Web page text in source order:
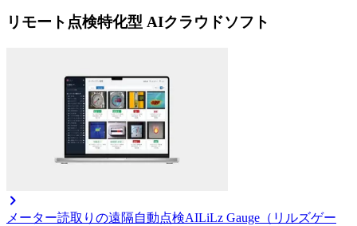
リモート点検特化型 AIクラウドソフト
メーター読取りの遠隔自動点検AILiLz Gauge（リルズゲー